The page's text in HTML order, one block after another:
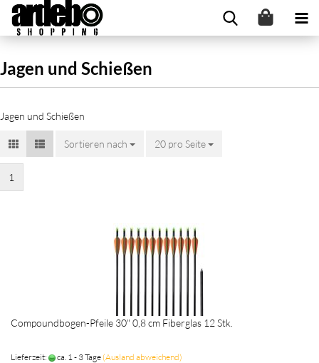
Jagen und Schießen
Jagen und Schießen
Sortieren nach 20 pro Seite
1
Compoundbogen-Pfeile 30" 0,8 cm Fiberglas 12 Stk.
Lieferzeit: ca. 1 - 3 Tage (Ausland abweichend)